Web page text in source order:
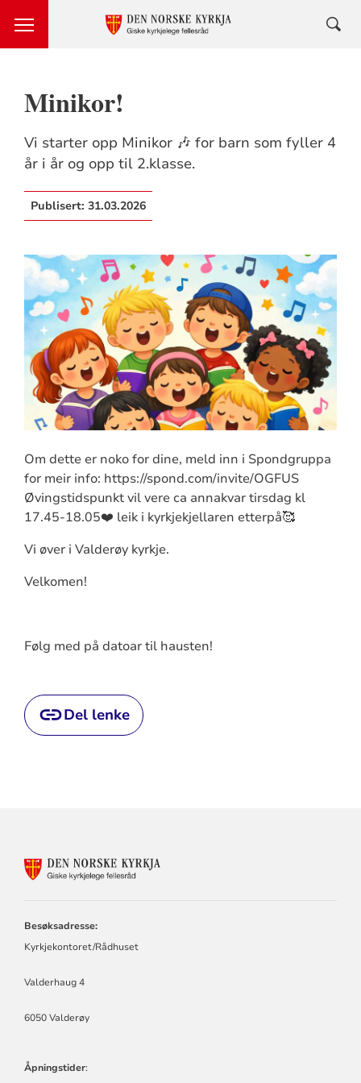
Minikor!
Vi starter opp Minikor 🎶 for barn som fyller 4
år i år og opp til 2.klasse.
Publisert: 31.03.2026
Om dette er noko for dine, meld inn i Spondgruppa
for meir info: https://spond.com/invite/OGFUS
Øvingstidspunkt vil vere ca annakvar tirsdag kl
17.45-18.05❤️ leik i kyrkjekjellaren etterpå🥰
Vi øver i Valderøy kyrkje.
Velkomen!
Følg med på datoar til hausten!
Del lenke
Besøksadresse:
Kyrkjekontoret/Rådhuset
Valderhaug 4
6050 Valderøy
Åpningstider: